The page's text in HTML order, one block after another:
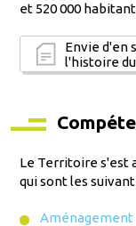
et 520 000
Envie d'en
l'histoire
Le Territoire s'est
qui sont les
Aménagement